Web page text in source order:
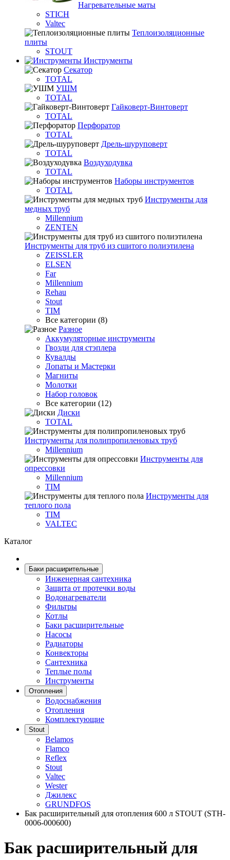
Нагревательные маты
STICH
Valtec
Теплоизоляционные
плиты
STOUT
Инструменты
Секатор
TOTAL
УШМ
TOTAL
Гайковерт-Винтоверт
TOTAL
Перфоратор
TOTAL
Дрель-шуруповерт
TOTAL
Воздуходувка
TOTAL
Наборы инструментов
TOTAL
Инструменты для
медных труб
Millennium
ZENTEN
Инструменты для труб из сшитого полиэтилена
ZEISSLER
ELSEN
Far
Millennium
Rehau
Stout
TIM
Все категории (8)
Разное
Аккумуляторные инструменты
Гвозди для стэплера
Кувалды
Лопаты и Мастерки
Магниты
Молотки
Набор головок
Все категории (12)
Диски
TOTAL
Инструменты для полипропиленовых труб
Millennium
Инструменты для
опрессовки
Millennium
TIM
Инструменты для
теплого пола
TIM
VALTEC
Каталог
Баки расширительные
Инженерная сантехника
Защита от протечки воды
Водонагреватели
Фильтры
Котлы
Баки расширительные
Насосы
Радиаторы
Конвекторы
Сантехника
Теплые полы
Инструменты
Отопления
Водоснабжения
Отопления
Комплектующие
Stout
Belamos
Flamco
Reflex
Stout
Valtec
Wester
Джилекс
GRUNDFOS
Бак расширительный для отопления 600 л STOUT (STH-
0006-000600)
Бак расширительный для